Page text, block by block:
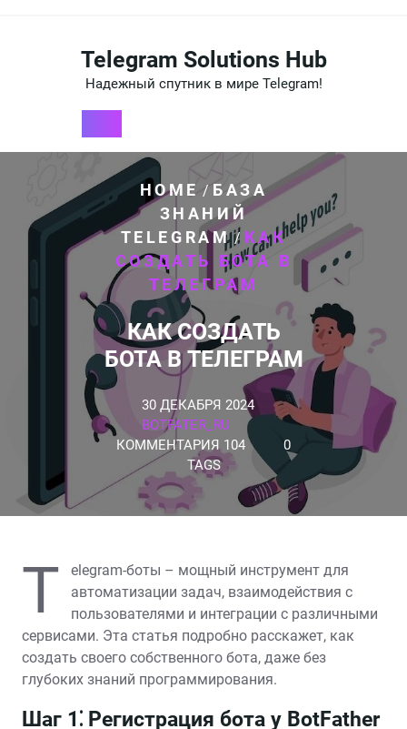
содержимомуTelegram Solutions Hub
Надежный спутник в мире Telegram!
HOME / БАЗА
ЗНАНИЙ
TELEGRAM/ КАК
СОЗДАТЬ БОТА В
ТЕЛЕГРАМ
КАК СОЗДАТЬ
БОТА В ТЕЛЕГРАМ
30 ДЕКАБРЯ 2024
BOTFATER_RU
КОММЕНТАРИЯ 104
0
TAGS
T
elegram-боты – мощный инструмент для
автоматизации задач, взаимодействия с
пользователями и интеграции с различными
сервисами. Эта статья подробно расскажет, как
создать своего собственного бота, даже без
глубоких знаний программирования.
Шаг 1⁚ Регистрация бота у BotFather